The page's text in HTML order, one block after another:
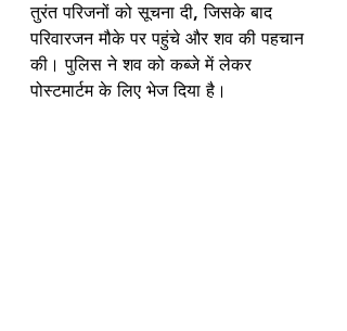
तुरंत परिजनों को सूचना दी, जिसके बाद
परिवारजन मौके पर पहुंचे और शव की पहचान
की। पुलिस ने शव को कब्जे में लेकर
पोस्टमार्टम के लिए भेज दिया है।